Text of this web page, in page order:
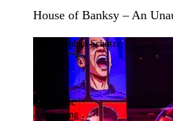
House of Banksy – An
Stephan Schütze
Kategorie
Ausstellung